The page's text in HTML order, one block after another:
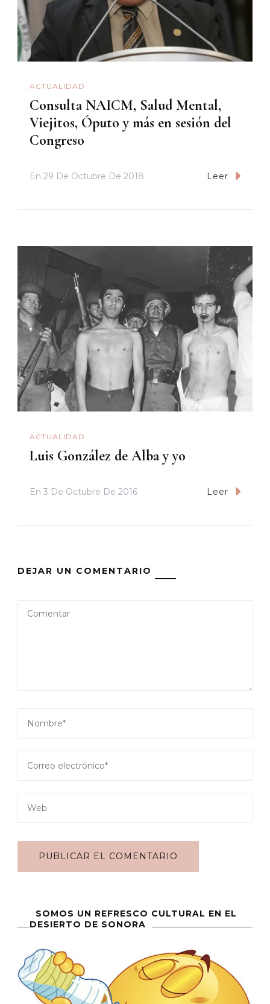
ACTUALIDAD
Consulta NAICM, Salud Mental,
Viejitos, Óputo y más en sesión del
Congreso
En 29 De Octubre De 2018 Leer
ACTUALIDAD
Luis González de Alba y yo
En 3 De Octubre De 2016 Leer
DEJAR UN COMENTARIO
SOMOS UN REFRESCO CULTURAL EN EL
DESIERTO DE SONORA